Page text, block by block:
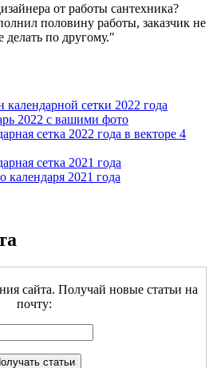
от работы сантехника?
половину работы, заказчик не
делать по другому.
сетки 2022 года
2022 с вашими фото
сетка 2022 года в векторе 4
сетка 2021 года
2021 года
сайта. Получай новые статьи на
почту: